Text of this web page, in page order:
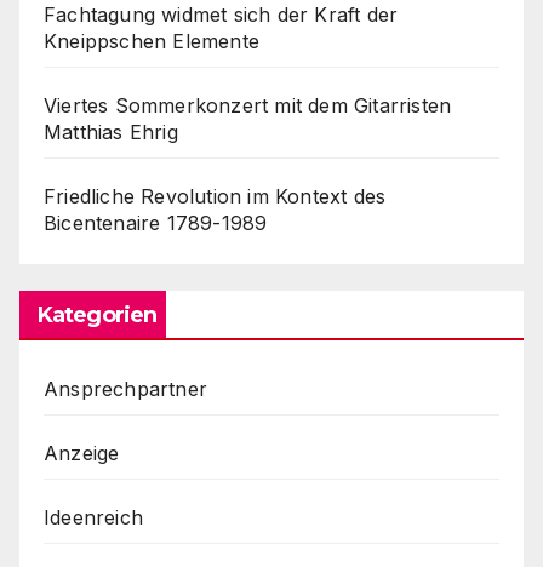
Fachtagung widmet sich der Kraft der
Kneippschen Elemente
Viertes Sommerkonzert mit dem Gitarristen
Matthias Ehrig
Friedliche Revolution im Kontext des
Bicentenaire 1789-1989
Kategorien
Ansprechpartner
Anzeige
Ideenreich